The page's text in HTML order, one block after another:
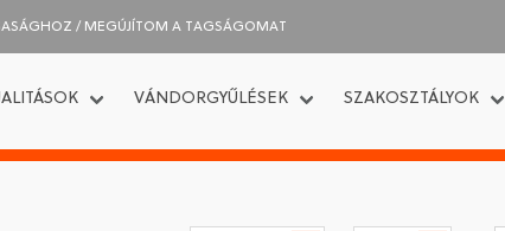
/ MEGÚJÍTOM A TAGSÁGOMAT
VÁNDORGYŰLÉSEK SZAKOSZTÁLYOK